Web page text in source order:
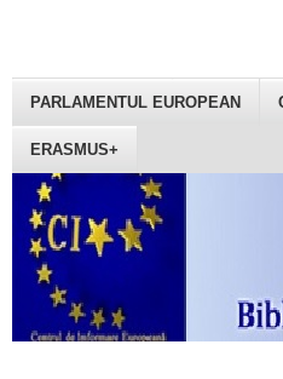
PARLAMENTUL EUROPEAN
ERASMUS+